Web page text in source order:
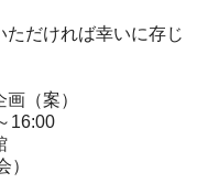
だければ幸いに存じ
（案）
16:00
）